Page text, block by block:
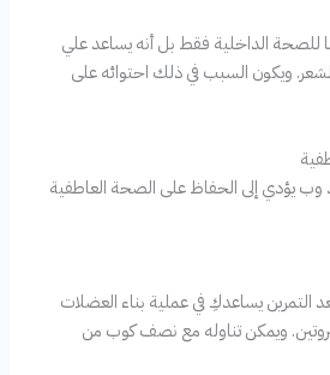
للصحة الداخلية فقط بل أنه يساعد علي
ويكون السبب في ذلك احتوائه على
يؤدي إلى الحفاظ على الصحة العاطفية
يساعدكِ في عملية بناء العضلات
ويمكن تناوله مع نصف كوب من